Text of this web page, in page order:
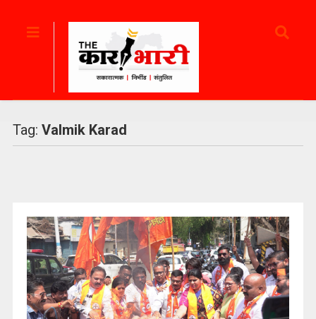
Tag: Valmik Karad